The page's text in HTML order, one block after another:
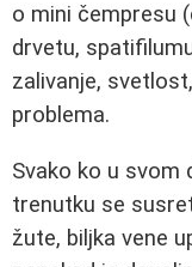
o mini čempresu
drvetu,
zalivanje,
problema.
Svako ko u svom
trenutku se
žute, biljka vene